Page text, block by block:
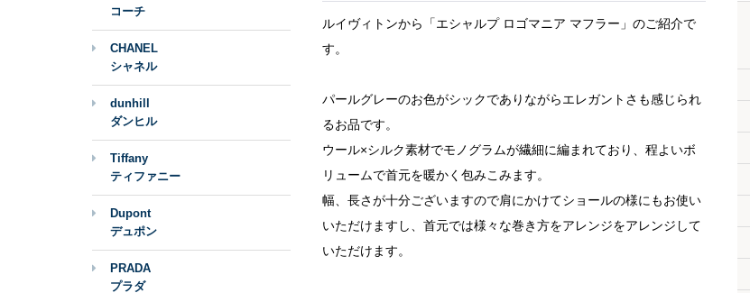
ルイヴィトンから「エシャルプ ロゴマニア マフラー」のご紹介で
す。
パールグレーのお色がシックでありながらエレガントさも感じられ
るお品です。
ウール×シルク素材でモノグラムが繊細に編まれており、程よいボ
リュームで首元を暖かく包みこみます。
幅、長さが十分ございますので肩にかけてショールの様にもお使い
いただけますし、首元では様々な巻き方をアレンジをアレンジして
いただけます。
コーチ
CHANEL
シャネル
dunhill
ダンヒル
Tiffany
ティファニー
Dupont
デュポン
PRADA
プラダ